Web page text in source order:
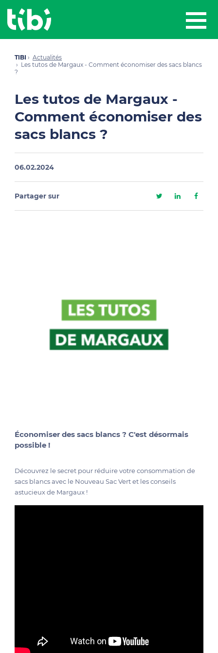
TIBI
Actualités
Les tutos de Margaux - Comment économiser des sacs blancs
?
Les tutos de Margaux -
Comment économiser des
sacs blancs ?
06.02.2024
Partager sur
Économiser des sacs blancs ? C'est désormais
possible !
Découvrez le secret pour réduire votre consommation de
sacs blancs avec le Nouveau Sac Vert et les conseils
astucieux de Margaux !